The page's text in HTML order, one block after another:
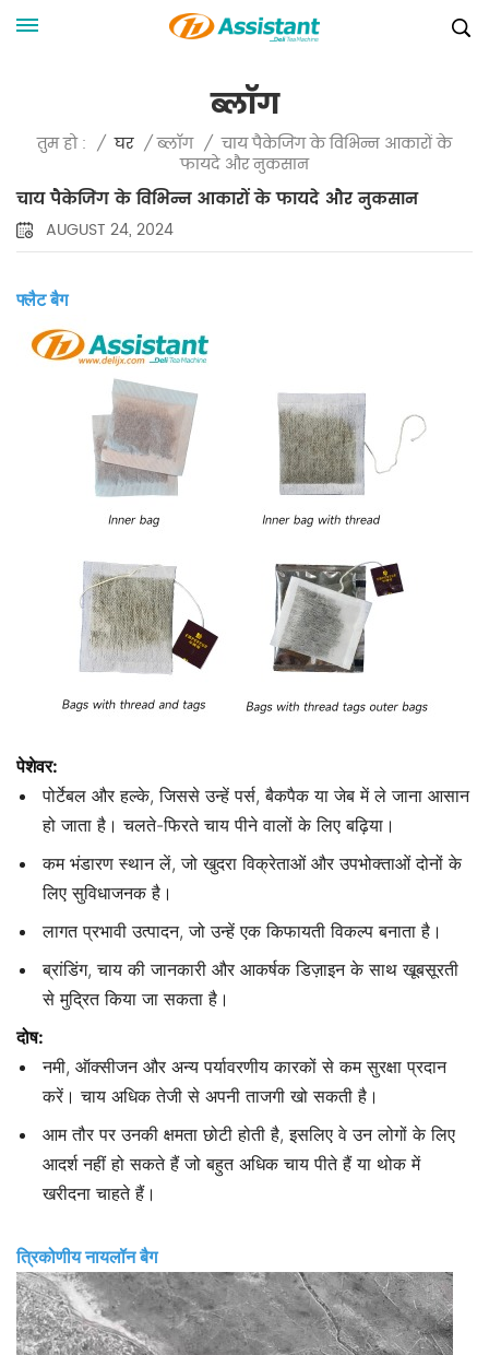
ब्लॉग
तुम हो : / घर / ब्लॉग / चाय पैकेजिंग के विभिन्न आकारों के
फायदे और नुकसान
चाय पैकेजिंग के विभिन्न आकारों के फायदे और नुकसान
AUGUST 24, 2024
फ्लैट बैग
पेशेवर:
पोर्टेबल और हल्के, जिससे उन्हें पर्स, बैकपैक या जेब में ले जाना आसान
हो जाता है। चलते-फिरते चाय पीने वालों के लिए बढ़िया।
कम भंडारण स्थान लें, जो खुदरा विक्रेताओं और उपभोक्ताओं दोनों के
लिए सुविधाजनक है।
लागत प्रभावी उत्पादन, जो उन्हें एक किफायती विकल्प बनाता है।
ब्रांडिंग, चाय की जानकारी और आकर्षक डिज़ाइन के साथ खूबसूरती
से मुद्रित किया जा सकता है।
दोष:
नमी, ऑक्सीजन और अन्य पर्यावरणीय कारकों से कम सुरक्षा प्रदान
करें। चाय अधिक तेजी से अपनी ताजगी खो सकती है।
आम तौर पर उनकी क्षमता छोटी होती है, इसलिए वे उन लोगों के लिए
आदर्श नहीं हो सकते हैं जो बहुत अधिक चाय पीते हैं या थोक में
खरीदना चाहते हैं।
त्रिकोणीय नायलॉन बैग